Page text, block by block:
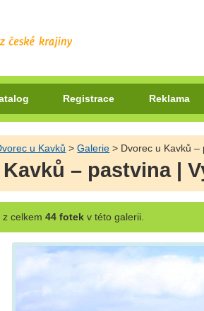
Registrace Reklama
u Kavků >Galerie > Dvorec u Kavků –
– pastvina |
z celkem 44 fotekv této galerii.